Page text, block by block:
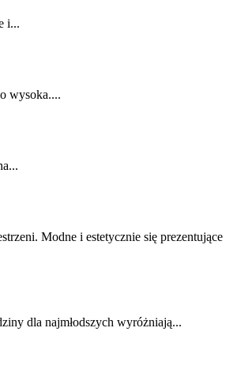
i...
wysoka....
Modne i estetycznie się prezentujące
dla najmłodszych wyróżniają...